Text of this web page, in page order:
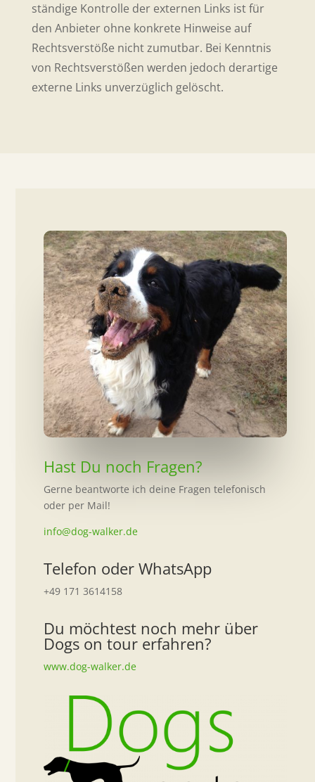
ständige Kontrolle der externen Links ist für
den Anbieter ohne konkrete Hinweise auf
Rechtsverstöße nicht zumutbar. Bei Kenntnis
von Rechtsverstößen werden jedoch derartige
externe Links unverzüglich gelöscht.
Hast Du noch Fragen?
Gerne beantworte ich deine Fragen telefonisch
oder per Mail!
info@dog-walker.de
Telefon oder WhatsApp
+49 171 3614158
Du möchtest noch mehr über
Dogs on tour erfahren?
www.dog-walker.de